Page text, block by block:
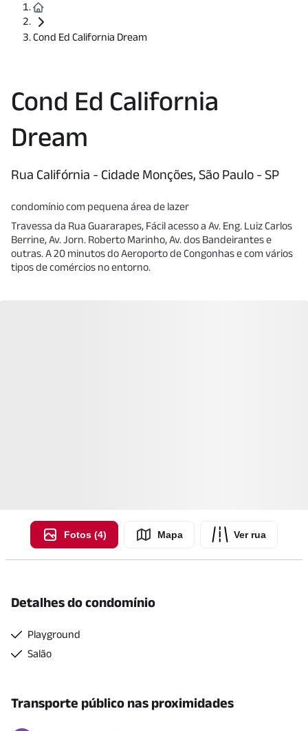
Cond Ed California Dream
Cond Ed California
Dream
Rua Califórnia - Cidade Monções, São Paulo - SP
condomínio com pequena área de lazer
Travessa da Rua Guararapes, Fácil acesso a Av. Eng. Luiz Carlos
Berrine, Av. Jorn. Roberto Marinho, Av. dos Bandeirantes e
outras. A 20 minutos do Aeroporto de Congonhas e com vários
tipos de comércios no entorno.
Fotos (4) Mapa Ver rua
Detalhes do condomínio
Playground
Salão
Transporte público nas proximidades